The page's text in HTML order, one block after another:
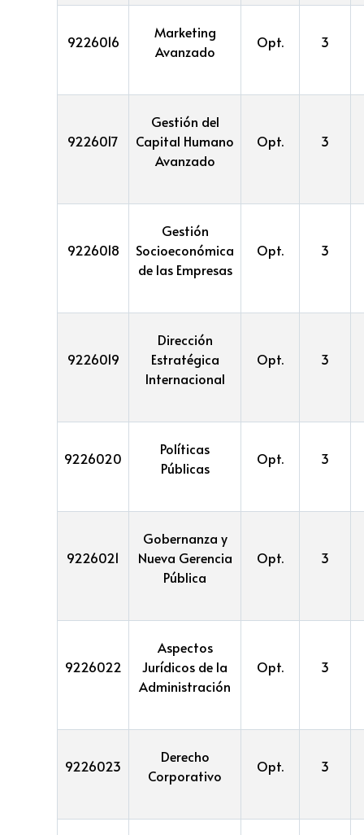
9226016
Marketing
Avanzado
Opt. 3
9226017
Gestión del
Capital Humano
Avanzado
Opt. 3
9226018
Gestión
Socioeconómica
de las Empresas
Opt. 3
9226019
Dirección
Estratégica
Internacional
Opt. 3
9226020
Políticas
Públicas
Opt. 3
9226021
Gobernanza y
Nueva Gerencia
Pública
Opt. 3
9226022
Aspectos
Jurídicos de la
Administración
Opt. 3
9226023
Derecho
Corporativo
Opt. 3